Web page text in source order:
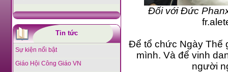
Tin tức
Sự kiện nổi bật
Giáo Hội Công Giáo VN
Đối với Đức
Để tổ chức Ngày Thế
mình. Và để vinh danh
người